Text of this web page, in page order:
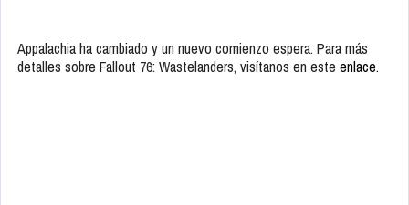
Appalachia ha cambiado y un nuevo comienzo espera. Para más
detalles sobre Fallout 76: Wastelanders, visítanos en este enlace.